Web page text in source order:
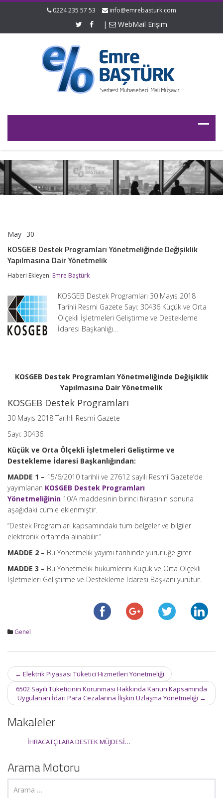
0224 235 57 53 info@emrebasturk.com
| WebMail Erişim
May 30
Programları
Yönetmeliğinde
Yapılmasına
Yönetmelik
için
KOSGEB Destek Programları Yönetmeliğinde Değişiklik
Yapılmasına Dair Yönetmelik
Haberi Ekleyen: Emre Baştürk
KOSGEB Destek Programları 30 Mayıs 2018
Tarihli Resmi Gazete Sayı: 30436 Küçük ve Orta
Ölçekli İşletmeleri Geliştirme ve Destekleme
İdaresi Başkanlığı…
KOSGEB Destek Programları Yönetmeliğinde Değişiklik
Yapılmasına Dair Yönetmelik
KOSGEB Destek Programları
30 Mayıs 2018 Tarihli Resmi Gazete
Sayı: 30436
Küçük ve Orta Ölçekli İşletmeleri Geliştirme ve
Destekleme İdaresi Başkanlığından:
MADDE 1 – 15/6/2010 tarihli ve 27612 sayılı Resmî Gazete’de
yayımlanan KOSGEB Destek Programları
Yönetmeliğinin 10/A maddesinin birinci fıkrasının sonuna
aşağıdaki cümle eklenmiştir.
“Destek Programları kapsamındaki tüm belgeler ve bilgiler
elektronik ortamda alınabilir.”
MADDE 2 – Bu Yönetmelik yayımı tarihinde yürürlüğe girer.
MADDE 3 – Bu Yönetmelik hükümlerini Küçük ve Orta Ölçekli
İşletmeleri Geliştirme ve Destekleme İdaresi Başkanı yürütür.
Genel
Post
navigation
← Elektrik Piyasası Tüketici Hizmetleri Yönetmeliği
6502 Sayılı Tüketicinin Korunması Hakkında Kanun Kapsamında
Uygulanan İdari Para Cezalarına İlişkin Uzlaşma Yönetmeliği →
Makaleler
İHRACATÇILARA DESTEK MÜJDESİ…
Arama Motoru